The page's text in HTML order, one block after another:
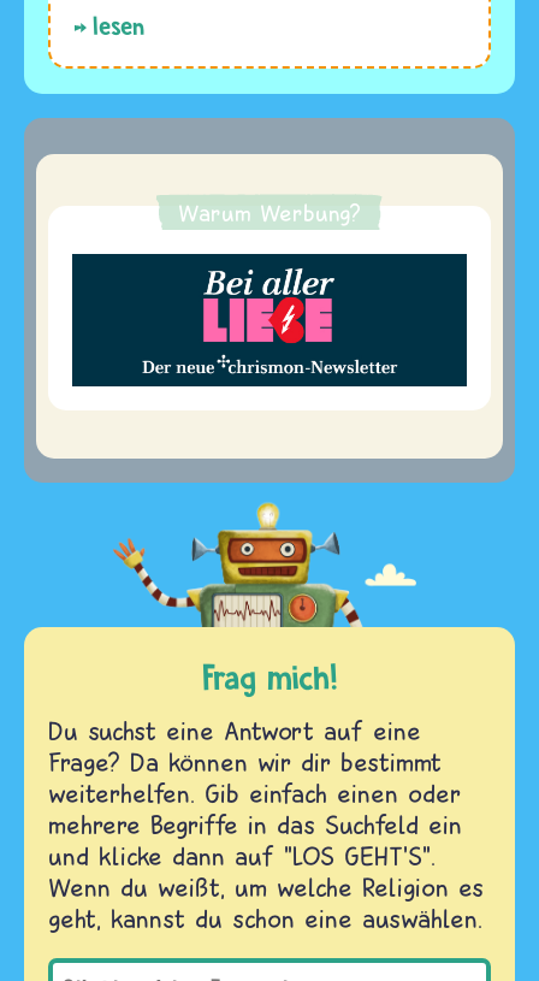
lesen
Warum Werbung?
Frag mich!
Du suchst eine Antwort auf eine
Frage? Da können wir dir bestimmt
weiterhelfen. Gib einfach einen oder
mehrere Begriffe in das Suchfeld ein
und klicke dann auf "LOS GEHT'S".
Wenn du weißt, um welche Religion es
geht, kannst du schon eine auswählen.